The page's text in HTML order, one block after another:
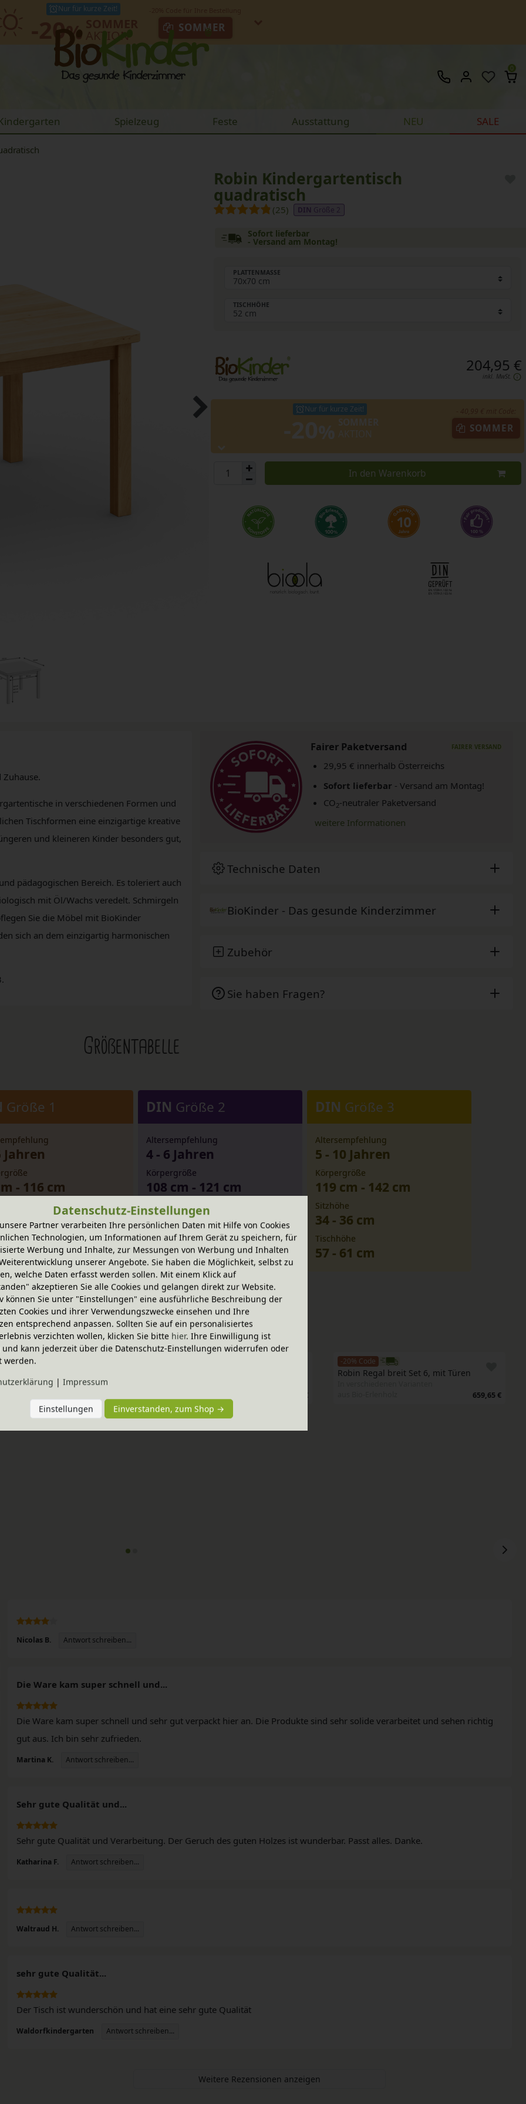
Nur für kurze Zeit!
-20% AKTION
SOMMER
0
Spielzeug Feste Ausstattung NEU SALE
Robin Kindergartentisch
quadratisch
(25) Größe 2
Sofort lieferbar
- Versand am Montag!
PLATTENMASSE
TISCHHÖHE
204,95 €
inkl. MwSt.
Nur für kurze Zeit!
SOMMER
In den Warenkorb
in verschiedenen Formen und
Tischformen eine einzigartige kreative
und kleineren Kinder besonders gut,
pädagogischen Bereich. Es toleriert auch
mit Öl/Wachs veredelt. Schmirgeln
Sie die Möbel mit BioKinder
sich an dem einzigartig harmonischen
Fairer Paketversand
29,95 € innerhalb Österreichs
Sofort lieferbar - Versand am Montag!
CO2-neutraler Paketversand
weitere Informationen
Technische Daten
BioKinder - Das gesunde Kinderzimmer
Zubehör
Sie haben Fragen?
Größentabelle
Größe 1
Jahren
- 116 cm
- 27 cm
- 48 cm
DIN Größe 2
Altersempfehlung
4 - 6 Jahren
Körpergröße
108 cm - 121 cm
Sitzhöhe
30 cm - 32 cm
Tischhöhe
51 cm - 55 cm
DIN Größe 3
Altersempfehlung
5 - 10 Jahren
Körpergröße
119 cm - 142 cm
Sitzhöhe
34 - 36 cm
Tischhöhe
57 - 61 cm
Set
mit Bücherregal inkl. 3
2 Regalboxen
1.289,55 €
1.348,30 €
-20% Code
Robin Regal breit Set 6, mit Türen
659,65 €
Nicolas B. Antwort schreiben...
Die Ware kam super schnell und...
Die Ware kam super schnell und sehr gut verpackt hier an. Die Produkte sind sehr solide verarbeitet und sehen richtig
gut aus. Ich bin sehr zufrieden.
Martina K. Antwort schreiben...
Sehr gute Qualität und...
Sehr gute Qualität und Verarbeitung. Der Geruch des guten Holzes ist wunderbar. Passt alles. Danke.
Katharina F. Antwort schreiben...
Waltraud H. Antwort schreiben...
sehr gute Qualität...
Der Tisch ist wunderschön und hat eine sehr gute Qualität
Waldorfkindergarten Antwort schreiben...
Weitere Rezensionen anzeigen
Datenschutz-Einstellungen
Partner verarbeiten Ihre persönlichen Daten mit Hilfe von Cookies
Technologien, um Informationen auf Ihrem Gerät zu speichern, für
Werbung und Inhalte, zur Messungen von Werbung und Inhalten
unserer Angebote. Sie haben die Möglichkeit, selbst zu
welche Daten erfasst werden sollen. Mit einem Klick auf
akzeptieren Sie alle Cookies und gelangen direkt zur Website.
können Sie unter "Einstellungen" eine ausführliche Beschreibung der
Cookies und ihrer Verwendungszwecke einsehen und Ihre
entsprechend anpassen. Sollten Sie auf ein personalisiertes
verzichten wollen, klicken Sie bitte hier. Ihre Einwilligung ist
kann jederzeit über die Datenschutz-Einstellungen widerrufen oder
werden.
| Impressum
Einstellungen Einverstanden, zum Shop →